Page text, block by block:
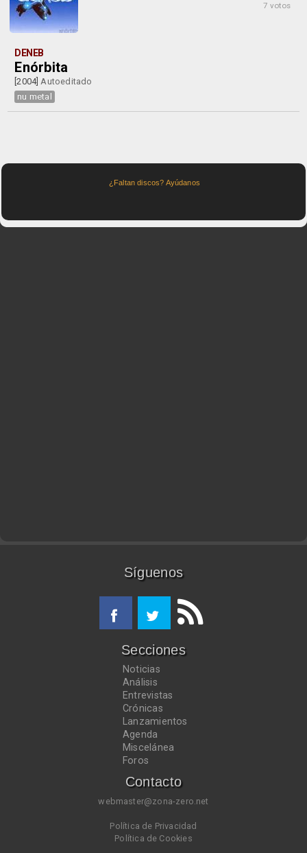
7 votos
DENEB
Enórbita
[2004]Autoeditado
nu metal
¿Faltan discos? Ayúdanos
Síguenos
Secciones
Noticias
Análisis
Entrevistas
Crónicas
Lanzamientos
Agenda
Miscelánea
Foros
Contacto
webmaster@zona-zero.net
Política de Privacidad
Política de Cookies